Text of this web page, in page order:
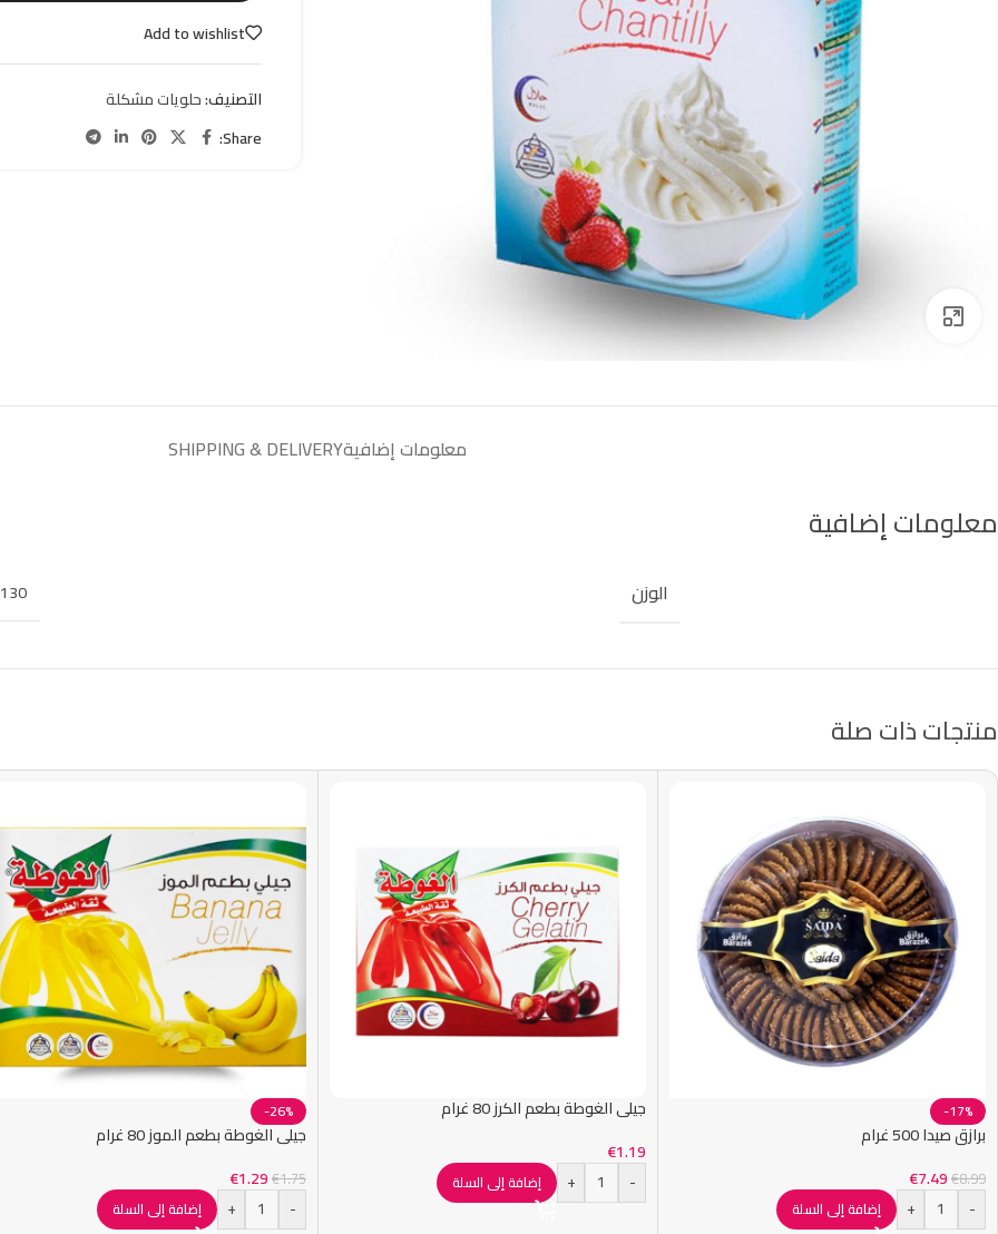
Click to enlarge
Add to wishlist
التصنيف:حلويات مشكلة
Share:
معلومات إضافيةSHIPPING & DELIVERY
معلومات إضافية
الوزن 130 غرام
منتجات ذات صلة
-17%
برازق صيدا 500 غرام
€8.99
€7.49
-
+ إضافة إلى السلة
جيلي الغوطة بطعم الكرز 80 غرام
€1.19
-
+ إضافة إلى السلة
-26%
جيلي الغوطة بطعم الموز 80 غرام
€1.75
€1.29
-
+ إضافة إلى السلة